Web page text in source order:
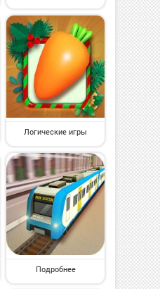
Логические игры
Подробнее